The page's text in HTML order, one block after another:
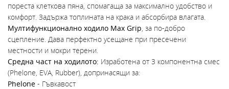
пореста клеткова пяна, спомагаща за максимално удобство и
комфорт. Задържа топлината на крака и абсорбира влагата.
Мултифункционално ходило Max Grip, за по-добро
сцепление. Дава перфектно усещане при пресечени
местности и мокри терени.
Средна част на ходилото: Изработена от 3 компонентна смес
(Phelone, EVA, Rubber), допринасящи за:
Phelone - Гъвкавост